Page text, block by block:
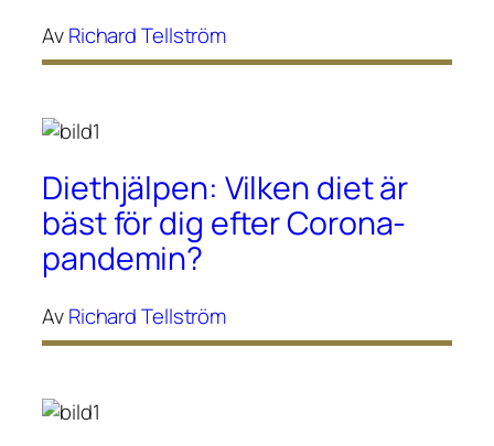
AvRichard Tellström
Diethjälpen: Vilken diet är
bäst för dig efter Corona-
pandemin?
AvRichard Tellström